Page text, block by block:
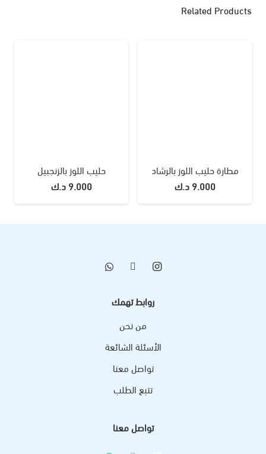
Related Products
مطارة حليب اللوز بالرشاد
9.000 د.ك
حليب اللوز بالزنجبيل
9.000 د.ك
روابط تهمك
من نحن
الأسئلة الشائعة
تواصل معنا
تتبع الطلب
تواصل معنا